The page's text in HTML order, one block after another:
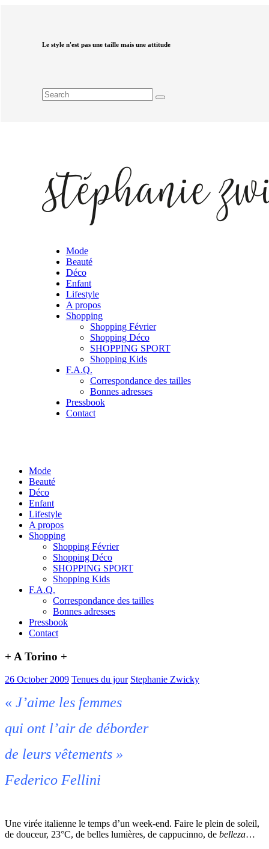
Le style n'est pas une taille mais une attitude
Mode
Beauté
Déco
Enfant
Lifestyle
A propos
Shopping
Shopping Février
Shopping Déco
SHOPPING SPORT
Shopping Kids
F.A.Q.
Correspondance des tailles
Bonnes adresses
Pressbook
Contact
Mode
Beauté
Déco
Enfant
Lifestyle
A propos
Shopping
Shopping Février
Shopping Déco
SHOPPING SPORT
Shopping Kids
F.A.Q.
Correspondance des tailles
Bonnes adresses
Pressbook
Contact
+ A Torino +
26 October 2009 Tenues du jour Stephanie Zwicky
« J’aime les femmes
qui ont l’air de déborder
de leurs vêtements »
Federico Fellini
Une virée italienne le temps d’un week-end. Faire le plein de soleil,
de douceur, 23°C, de belles lumières, de cappucinno, de belleza…